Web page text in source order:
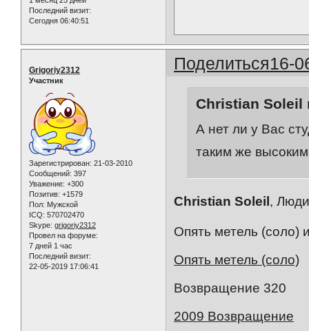
Последний визит:
Сегодня 06:40:51
Поделиться16-
Grigoriy2312
Участник
Зарегистрирован: 21-03-2010
Сообщений: 397
Уважение: +300
Позитив: +1579
Пол: Мужской
ICQ: 570702470
Skype: grigoriy2312
Провел на форуме:
7 дней 1 час
Последний визит:
22-05-2019 17:06:41
Christian Soleil
А нет ли у Вас
таким же
Christian Soleil,
Опять метель (соло)
Опять метель (соло)
Возвращение 320
2009 Возвращение